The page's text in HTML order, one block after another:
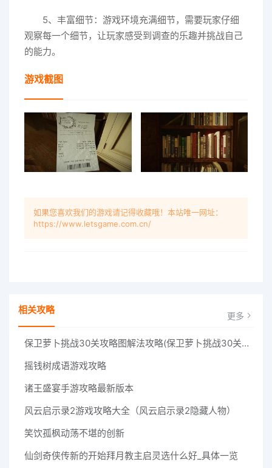
5、丰富细节：游戏环境充满细节，需要玩家仔细
观察每一个细节，让玩家感受到调查的乐趣并挑战自己
的能力。
游戏截图
如果您喜欢我们的游戏请记得收藏哦！本站唯一网址：
https://www.letsgame.com.cn/
相关攻略 更多
保卫萝卜挑战30关攻略图解法攻略(保卫萝卜挑战30关攻略图解法)
摇钱树成语游戏攻略
诸王盛宴手游攻略最新版本
风云启示录2游戏攻略大全（风云启示录2隐藏人物）
笑饮孤枫动荡不堪的创新
仙剑奇侠传新的开始拜月教主启灵选什么好_具体一览